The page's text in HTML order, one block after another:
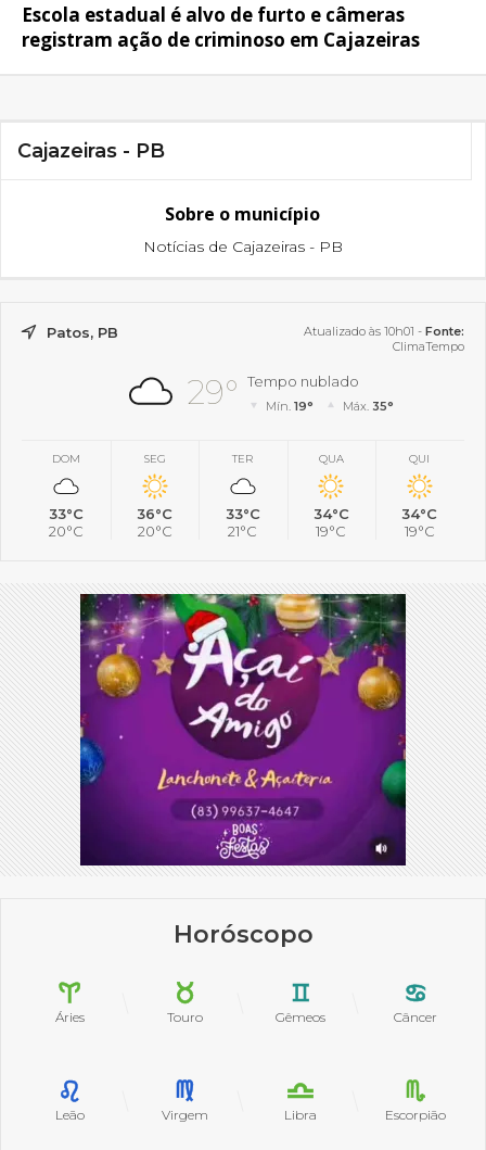
Escola estadual é alvo de furto e câmeras
registram ação de criminoso em Cajazeiras
Cajazeiras - PB
Sobre o município
Notícias de Cajazeiras - PB
Patos, PB Atualizado às 10h01 - Fonte:
ClimaTempo
29° Tempo nublado
Mín.19° Máx. 35°
DOM
33°C
20°C
SEG
36°C
20°C
TER
33°C
21°C
QUA
34°C
19°C
QUI
34°C
19°C
Horóscopo
Áries Touro Gêmeos Câncer
Leão Virgem Libra Escorpião